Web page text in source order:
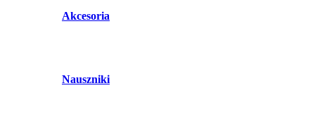
Akcesoria
Nauszniki